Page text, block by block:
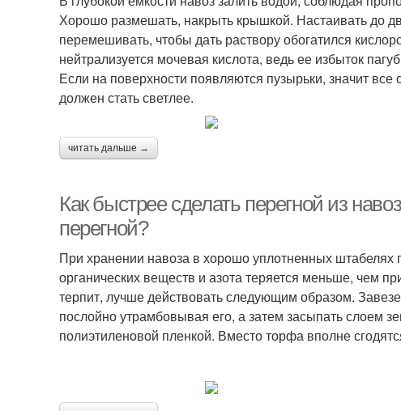
Хорошо размешать, накрыть крышкой. Настаивать до
перемешивать, чтобы дать раствору обогатился
нейтрализуется мочевая кислота, ведь ее избыток
Если на поверхности появляются пузырьки, значит
должен стать светлее.
читать дальше →
Как быстрее сделать перегной из
перегной?
При хранении навоза в хорошо уплотненных штабелях
органических веществ и азота теряется меньше, чем
терпит, лучше действовать следующим образом.
послойно утрамбовывая его, а затем засыпать слоем
полиэтиленовой пленкой. Вместо торфа вполне